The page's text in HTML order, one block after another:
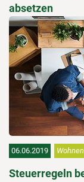
absetzen
06.06.2019
Steuerregeln